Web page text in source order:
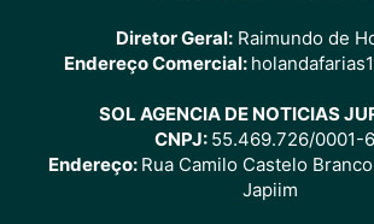
Diretor Geral: Raimundo de
Endereço Comercial:
SOL AGENCIA DE NOTICIAS
CNPJ: 55.469.726/0001-
Endereço: Rua Camilo Castelo
Japiim